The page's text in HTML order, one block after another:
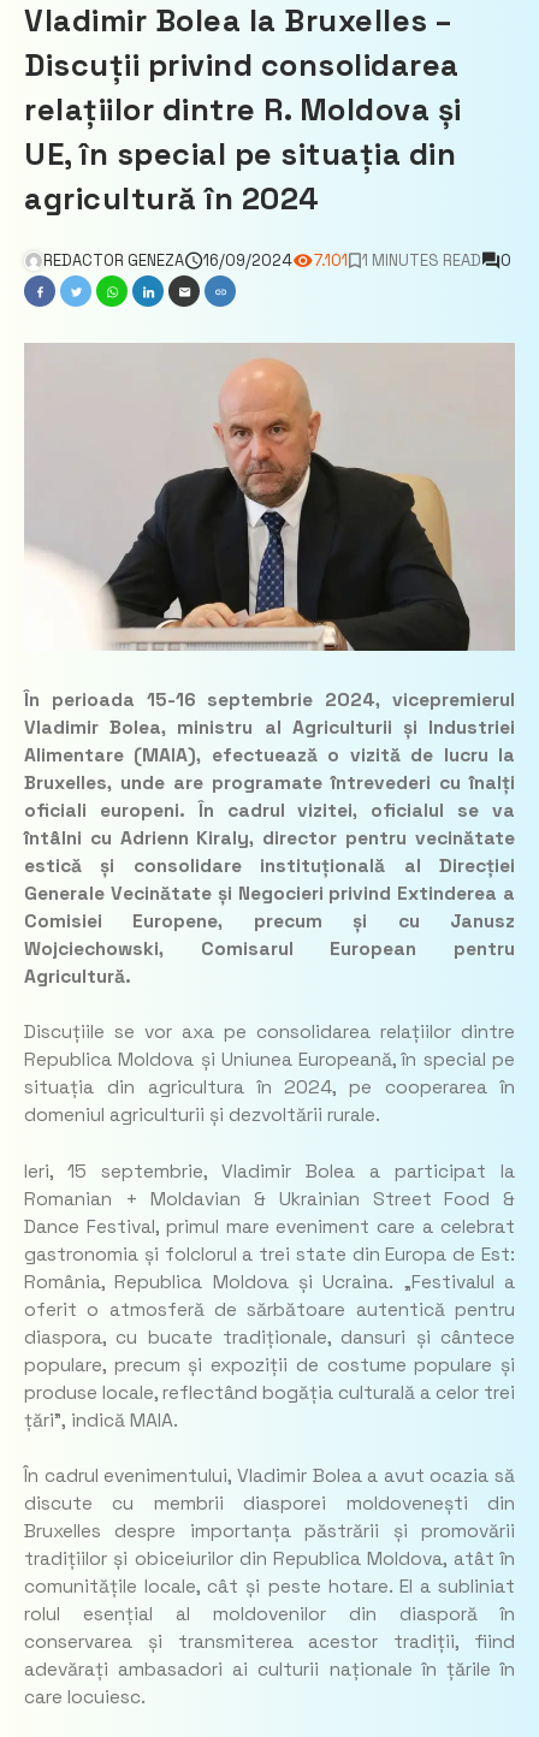
Vladimir Bolea la Bruxelles –
Discuții privind consolidarea
relațiilor dintre R. Moldova și
UE, în special pe situația din
agricultură în 2024
REDACTOR GENEZA 16/09/2024 7.101 1 MINUTES READ 0
În perioada 15-16 septembrie 2024, vicepremierul
Vladimir Bolea, ministru al Agriculturii și Industriei
Alimentare (MAIA), efectuează o vizită de lucru la
Bruxelles, unde are programate întrevederi cu înalți
oficiali europeni. În cadrul vizitei, oficialul se va
întâlni cu Adrienn Kiraly, director pentru vecinătate
estică și consolidare instituțională al Direcției
Generale Vecinătate și Negocieri privind Extinderea a
Comisiei Europene, precum și cu Janusz
Wojciechowski, Comisarul European pentru
Agricultură.
Discuțiile se vor axa pe consolidarea relațiilor dintre
Republica Moldova și Uniunea Europeană, în special pe
situația din agricultura în 2024, pe cooperarea în
domeniul agriculturii și dezvoltării rurale.
Ieri, 15 septembrie, Vladimir Bolea a participat la
Romanian + Moldavian & Ukrainian Street Food &
Dance Festival, primul mare eveniment care a celebrat
gastronomia și folclorul a trei state din Europa de Est:
România, Republica Moldova și Ucraina. „Festivalul a
oferit o atmosferă de sărbătoare autentică pentru
diaspora, cu bucate tradiționale, dansuri și cântece
populare, precum și expoziții de costume populare și
produse locale, reflectând bogăția culturală a celor trei
țări”, indică MAIA.
În cadrul evenimentului, Vladimir Bolea a avut ocazia să
discute cu membrii diasporei moldovenești din
Bruxelles despre importanța păstrării și promovării
tradițiilor și obiceiurilor din Republica Moldova, atât în
comunitățile locale, cât și peste hotare. El a subliniat
rolul esențial al moldovenilor din diasporă în
conservarea și transmiterea acestor tradiții, fiind
adevărați ambasadori ai culturii naționale în țările în
care locuiesc.